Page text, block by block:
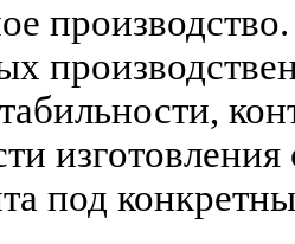
изготовления
под